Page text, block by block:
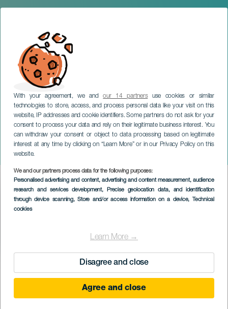
With your agreement, we andour 14 partnersuse cookies or similar
technologies to store, access, and process personal data like your visit on this
website, IP addresses and cookie identifiers. Some partners do not ask for your
consent to process your data and rely on their legitimate business interest. You
can withdraw your consent or object to data processing based on legitimate
interest at any time by clicking on “Learn More” or in our Privacy Policy on this
website.
We and our partners process data for the following purposes:
Personalised advertising and content, advertising and content measurement, audience
research and services development, Precise geolocation data, and identification
through device scanning, Store and/or access information on a device, Technical
cookies
Learn More →
Disagree and close
Agree and close
La farsa del Siglo de Oro
GRAN CANARIA
Imagen
Listado
TIDLIGERE AKTIVITET